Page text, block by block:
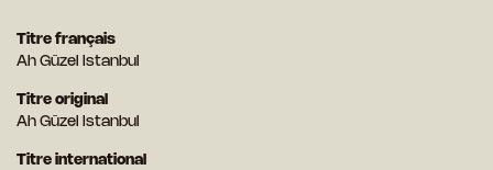
Titre français
Ah Güzel Istanbul
Titre original
Ah Güzel Istanbul
Titre international